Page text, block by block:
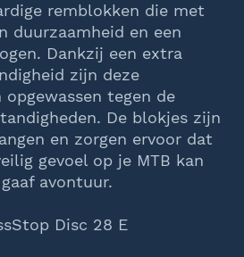
remblokken die met
duurzaamheid en een
Dankzij een extra
zijn deze
tegen de
De blokjes zijn
en zorgen ervoor dat
gevoel op je MTB kan
avontuur.
Disc 28 E